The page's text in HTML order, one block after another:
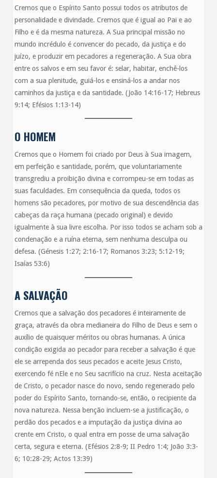
Cremos que o Espírito Santo possui todos os atributos de
personalidade e divindade. Cremos que é igual ao Pai e ao
Filho e é da mesma natureza. A Sua principal missão no
mundo incrédulo é convencer do pecado, da justiça e do
juízo, e produzir em pecadores a regeneração. A Sua obra
entre os salvos e em seu favor é: selar, habitar, enchê-los
com a sua plenitude, guiá-los e ensiná-los a andar nos
caminhos da justiça e da santidade. (João 14:16-17; Hebreus
9:14; Efésios 1:13-14)
O HOMEM
Cremos que o Homem foi criado por Deus à Sua imagem,
em perfeição e santidade, porém, que voluntariamente
transgrediu a proibição divina e corrompeu-se em todas as
suas faculdades. Em consequência da queda, todos os
homens são pecadores, por motivo de sua descendência das
cabeças da raça humana (pecado original) e devido
igualmente à sua livre escolha. Por isso todos se acham sob a
condenação e a ruína eterna, sem nenhuma desculpa ou
defesa. (Génesis 1:27; 2:16-17; Romanos 3:23; 5:12-19;
Isaías 53:6)
A SALVAÇÃO
Cremos que a salvação dos pecadores é inteiramente de
graça, através da obra medianeira do Filho de Deus e sem o
auxílio de quaisquer méritos ou obras humanas. A única
condição exigida ao pecador para receber a salvação é que
ele se arrependa dos seus pecados e aceite Jesus Cristo,
exercendo fé nEle e no Seu sacrifício na cruz. Nesta aceitação
de Cristo, o pecador nasce do novo, sendo regenerado pelo
poder do Espírito Santo, tornando-se, então, o recipiente da
nova natureza. Nessa benção incluem-se a justificação, o
perdão dos pecados e a imputação da justiça divina ao
crente em Cristo, o qual entra em posse de uma salvação
certa, segura e eterna. (Efésios 2:8-9; II Pedro 1:4; João 3:3-
6; 10:28-29; Actos 13:39)